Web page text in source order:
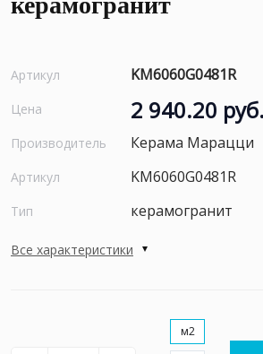
Артикул KM6060G0481R
Цена 2 940.20 руб.
Производитель Керама Марацци
Артикул KM6060G0481R
Тип керамогранит
Все характеристики
м2